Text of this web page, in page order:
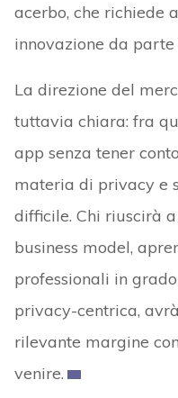
acerbo, che richiede
innovazione da
La direzione del
tuttavia chiara: fra
app senza tener
materia di privacy e
difficile. Chi riuscirà
business model,
professionali in
privacy-centrica,
rilevante margine
venire.